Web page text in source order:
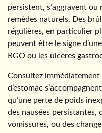
persistent, s’aggravent ou
remèdes naturels. Des
régulières, en particulier
peuvent être le signe
RGO ou les ulcères
Consultez
d’estomac
qu’une perte de poids
des nausées persistantes,
vomissures, ou des